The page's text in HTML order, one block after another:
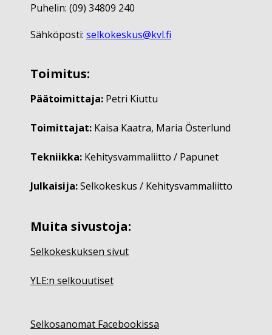
Puhelin: (09) 34809 240
Sähköposti: selkokeskus@kvl.fi
Toimitus:
Päätoimittaja: Petri Kiuttu
Toimittajat: Kaisa Kaatra, Maria Österlund
Tekniikka: Kehitysvammaliitto / Papunet
Julkaisija:Selkokeskus / Kehitysvammaliitto
Muita sivustoja:
Selkokeskuksen sivut
YLE:n selkouutiset
Selkosanomat Facebookissa